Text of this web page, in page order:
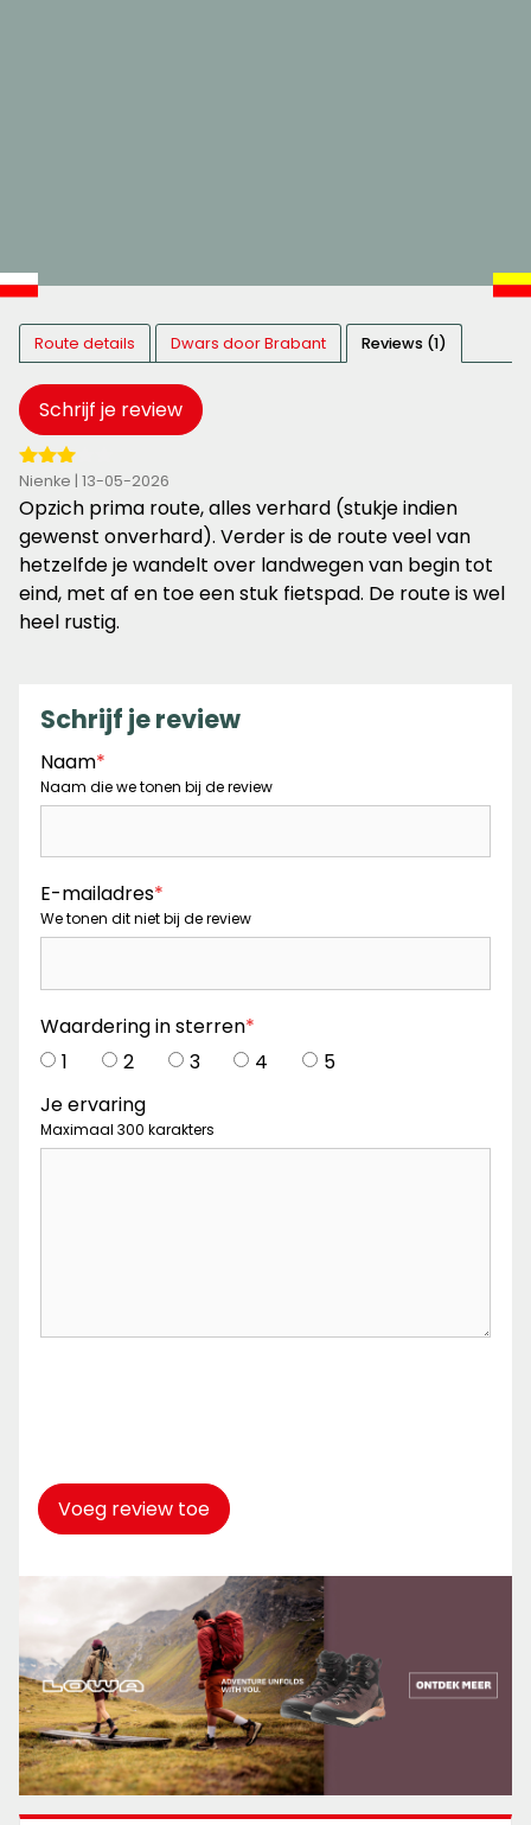
Route details Dwars door Brabant Reviews (1)
Schrijf je review
3
van
de
5
sterren
Nienke | 13-05-2026
Opzich prima route, alles verhard (stukje indien
gewenst onverhard). Verder is de route veel van
hetzelfde je wandelt over landwegen van begin tot
eind, met af en toe een stuk fietspad. De route is wel
heel rustig.
Schrijf je review
Naam*
Naam die we tonen bij de review
E-mailadres*
We tonen dit niet bij de review
Waardering in sterren*
1
2 3 4
5
Je ervaring
Maximaal 300 karakters
Voeg review toe